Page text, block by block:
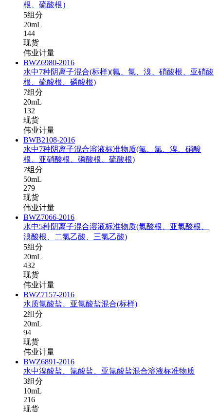
根、硫酸根）
5组分
20mL
144
现货
伟业计量
BWZ6980-2016
水中7种阴离子混合(标样)(氟、氯、溴、硝酸根、亚硝酸
根、硫酸根、磷酸根)
7组分
20mL
132
现货
伟业计量
BWB2108-2016
水中7种阴离子混合溶液标准物质(氟、氯、溴、硝酸
根、亚硝酸根、磷酸根、硫酸根)
7组分
50mL
279
现货
伟业计量
BWZ7066-2016
水中5种阴离子混合溶液标准物质(氯酸根、亚氯酸根、
溴酸根、二氯乙酸、三氯乙酸)
5组分
20mL
432
现货
伟业计量
BWZ7157-2016
水质氯酸盐、亚氯酸盐混合(标样)
2组分
20mL
94
现货
伟业计量
BWZ6891-2016
水中溴酸盐、氯酸盐、亚氯酸盐混合溶液标准物质
3组分
10mL
216
现货